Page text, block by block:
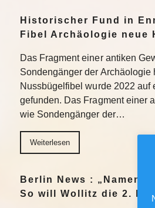
Historischer Fund in
Fibel Archäologie neue
Das Fragment einer antiken
Sondengänger der
Nussbügelfibel wurde 2022 auf
gefunden. Das Fragment einer
wie Sondengänger der…
Weiterlesen
Berlin News : „Namen
So will Wollitz die 2.